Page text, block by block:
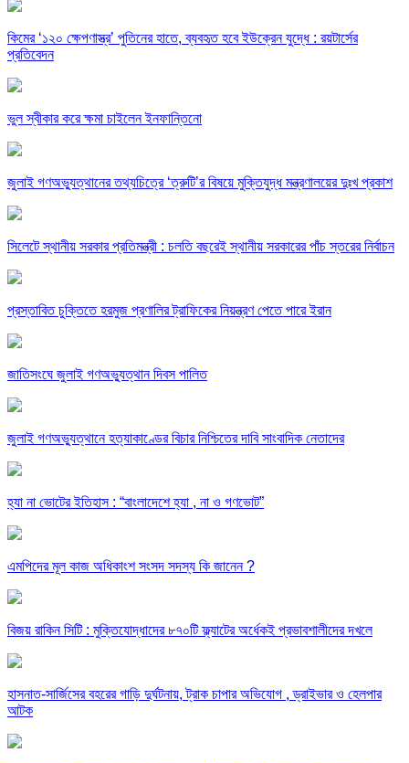
কিমের ‘১২০ ক্ষেপণাস্ত্র’ পুতিনের হাতে, ব্যবহৃত হবে ইউক্রেন যুদ্ধে : রয়টার্সের
প্রতিবেদন
ভুল স্বীকার করে ক্ষমা চাইলেন ইনফান্তিনো
জুলাই গণঅভ্যুত্থানের তথ্যচিত্রে ‘ত্রুটি’র বিষয়ে মুক্তিযুদ্ধ মন্ত্রণালয়ের দুঃখ প্রকাশ
সিলেটে স্থানীয় সরকার প্রতিমন্ত্রী : চলতি বছরেই স্থানীয় সরকারের পাঁচ স্তরের নির্বাচন
প্রস্তাবিত চুক্তিতে হরমুজ প্রণালির ট্রাফিকের নিয়ন্ত্রণ পেতে পারে ইরান
জাতিসংঘে জুলাই গণঅভ্যুত্থান দিবস পালিত
জুলাই গণঅভ্যুত্থানে হত্যাকাণ্ডের বিচার নিশ্চিতের দাবি সাংবাদিক নেতাদের
হ্যা না ভোটের ইতিহাস : “বাংলাদেশে হ্যা , না ও গণভোট”
এমপিদের মূল কাজ অধিকাংশ সংসদ সদস্য কি জানেন ?
বিজয় রাকিন সিটি : মুক্তিযোদ্ধাদের ৮৭০টি ফ্ল্যাটের অর্ধেকই প্রভাবশালীদের দখলে
হাসনাত-সার্জিসের বহরের গাড়ি দুর্ঘটনায়, ট্রাক চাপার অভিযোগ , ড্রাইভার ও হেলপার
আটক